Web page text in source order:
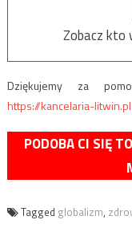
Zobacz kto
Dziękujemy za
https://kancelaria-litwin.pl
PODOBA CI SIĘ
Tagged globalizm,